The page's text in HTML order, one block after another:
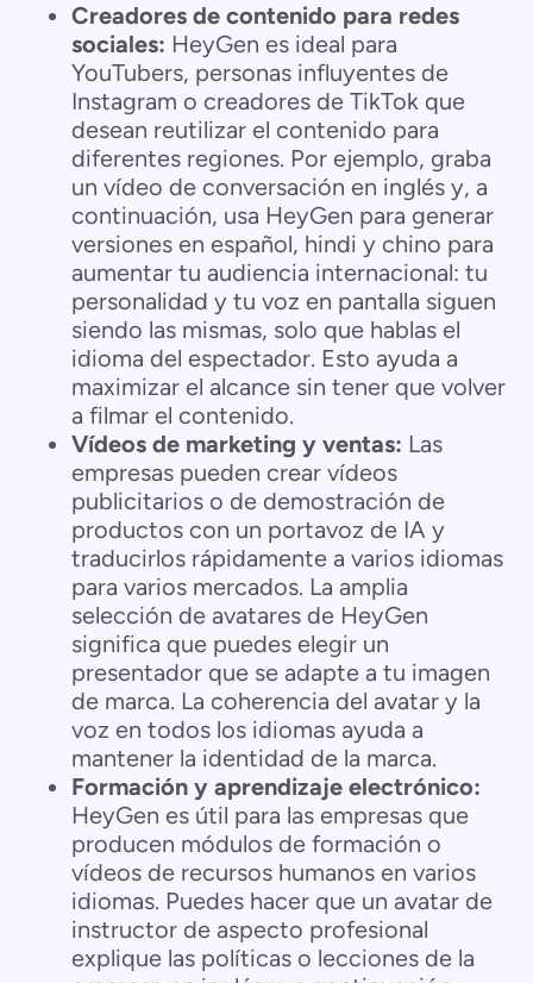
Creadores de contenido para redes
sociales: HeyGen es ideal para
YouTubers, personas influyentes de
Instagram o creadores de TikTok que
desean reutilizar el contenido para
diferentes regiones. Por ejemplo, graba
un vídeo de conversación en inglés y, a
continuación, usa HeyGen para generar
versiones en español, hindi y chino para
aumentar tu audiencia internacional: tu
personalidad y tu voz en pantalla siguen
siendo las mismas, solo que hablas el
idioma del espectador. Esto ayuda a
maximizar el alcance sin tener que volver
a filmar el contenido.
Vídeos de marketing y ventas: Las
empresas pueden crear vídeos
publicitarios o de demostración de
productos con un portavoz de IA y
traducirlos rápidamente a varios idiomas
para varios mercados. La amplia
selección de avatares de HeyGen
significa que puedes elegir un
presentador que se adapte a tu imagen
de marca. La coherencia del avatar y la
voz en todos los idiomas ayuda a
mantener la identidad de la marca.
Formación y aprendizaje electrónico:
HeyGen es útil para las empresas que
producen módulos de formación o
vídeos de recursos humanos en varios
idiomas. Puedes hacer que un avatar de
instructor de aspecto profesional
explique las políticas o lecciones de la